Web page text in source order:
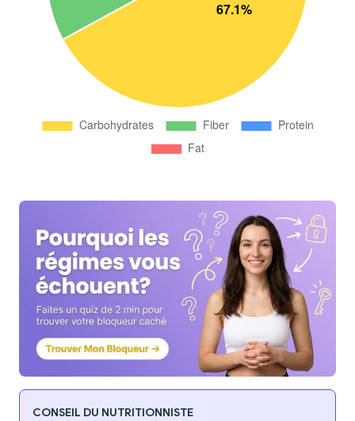
CONSEIL DU NUTRITIONNISTE